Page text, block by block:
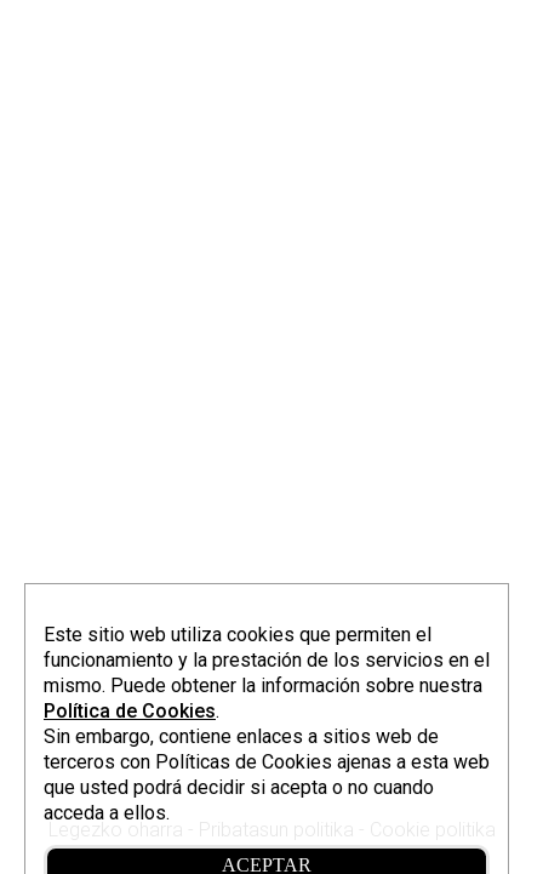
Legezko oharra Pribatasun politika Cookie politika
Elorriaga Zubiagirre. © 2026
Este sitio web utiliza cookies que permiten el
funcionamiento y la prestación de los servicios en el
mismo. Puede obtener la información sobre nuestra
Política de Cookies.
Sin embargo, contiene enlaces a sitios web de
terceros con Políticas de Cookies ajenas a esta web
que usted podrá decidir si acepta o no cuando
acceda a ellos.
ACEPTAR